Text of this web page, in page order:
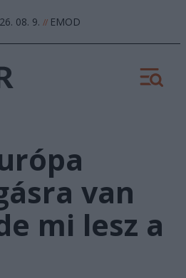
08. 9. //EMOD
van
mi lesz a